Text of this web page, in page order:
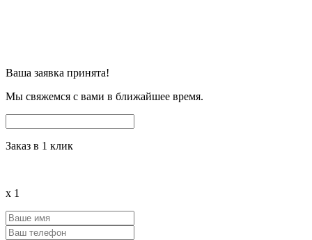
Ваша заявка принята!
Мы свяжемся с вами в ближайшее время.
Заказ в 1 клик
x 1